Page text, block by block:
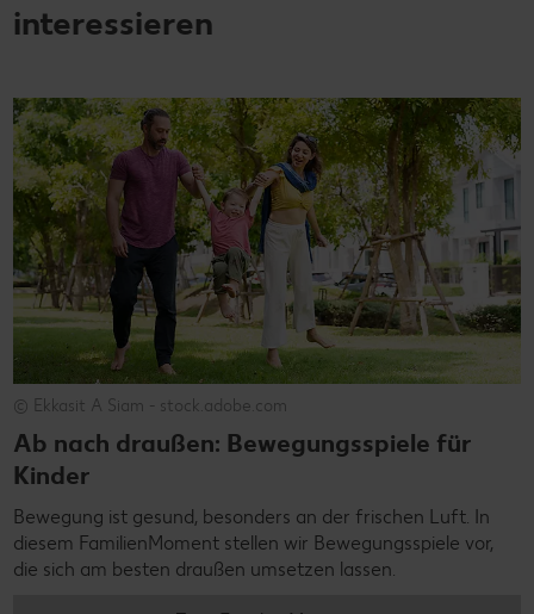
interessieren
© Ekkasit A Siam - stock.adobe.com
Ab nach draußen: Bewegungsspiele für
Kinder
Bewegung ist gesund, besonders an der frischen Luft. In
diesem FamilienMoment stellen wir Bewegungsspiele vor,
die sich am besten draußen umsetzen lassen.